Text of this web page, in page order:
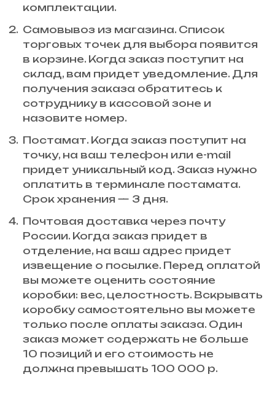
комплектации.
Самовывоз из магазина. Список
торговых точек для выбора появится
в корзине. Когда заказ поступит на
склад, вам придет уведомление. Для
получения заказа обратитесь к
сотруднику в кассовой зоне и
назовите номер.
Постамат. Когда заказ поступит на
точку, на ваш телефон или e-mail
придет уникальный код. Заказ нужно
оплатить в терминале постамата.
Срок хранения — 3 дня.
Почтовая доставка через почту
России. Когда заказ придет в
отделение, на ваш адрес придет
извещение о посылке. Перед оплатой
вы можете оценить состояние
коробки: вес, целостность. Вскрывать
коробку самостоятельно вы можете
только после оплаты заказа. Один
заказ может содержать не больше
10 позиций и его стоимость не
должна превышать 100 000 р.